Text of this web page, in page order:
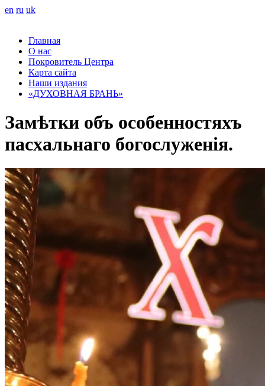
en ru uk
Главная
О нас
Покровитель Центра
Карта сайта
Наши издания
«ДУХОВНАЯ БРАНЬ»
Замѣтки объ особенностяхъ
пасхальнаго богослуженія.